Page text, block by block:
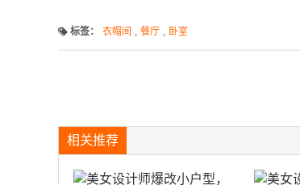
标签： 衣帽间 , 餐厅 , 卧室
相关推荐